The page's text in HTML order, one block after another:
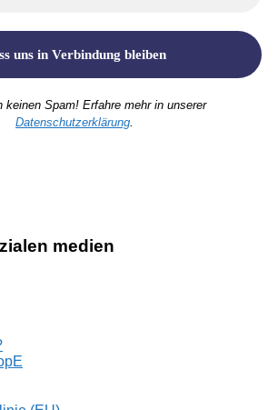
keinen Spam! Erfahre mehr in unserer
Datenschutzerklärung
medien